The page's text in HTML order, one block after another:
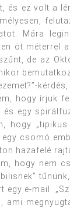
és ez volt a
Mára
öt méterrel
de az
kérdés,
hogy írjuk
egy
hogy „tipikus
csomó
hazafelé
hogy nem
egy e-mail:
ami